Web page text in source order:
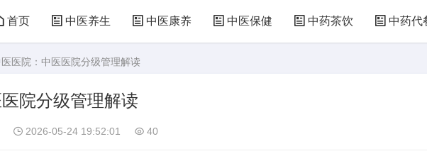
首页 中医养生 中医康养 中医保健 中药茶饮 中药代
医院：中医医院分级管理解读
院分级管理解读
2026-05-24 19:52:01 40